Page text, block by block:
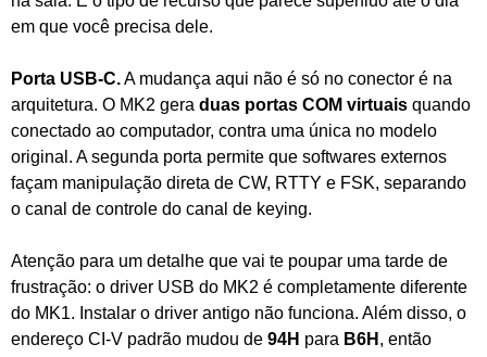
em que você precisa dele.
Porta USB-C.A mudança aqui não é só no conector é na
arquitetura. O MK2 gera duas portas COM virtuais quando
conectado ao computador, contra uma única no modelo
original. A segunda porta permite que softwares externos
façam manipulação direta de CW, RTTY e FSK, separando
o canal de controle do canal de keying.
Atenção para um detalhe que vai te poupar uma tarde de
frustração: o driver USB do MK2 é completamente diferente
do MK1. Instalar o driver antigo não funciona. Além disso, o
endereço CI-V padrão mudou de 94H para B6H , então